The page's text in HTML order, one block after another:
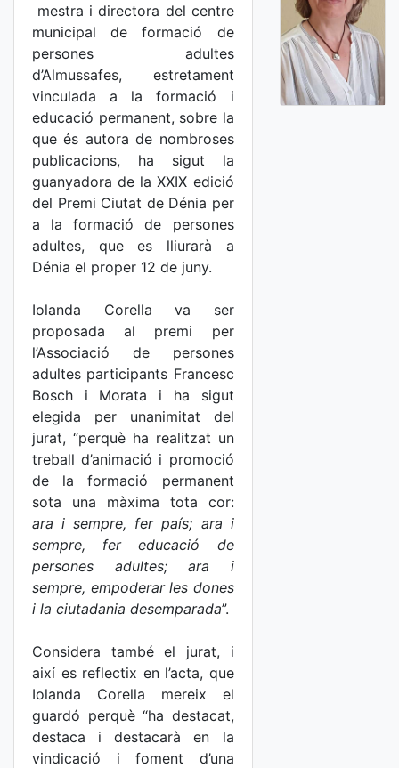
mestra i directora del centre
municipal de formació de
persones adultes
d’Almussafes, estretament
vinculada a la formació i
educació permanent, sobre la
que és autora de nombroses
publicacions, ha sigut la
guanyadora de la XXIX edició
del Premi Ciutat de Dénia per
a la formació de persones
adultes, que es lliurarà a
Dénia el proper 12 de juny.
Iolanda Corella va ser
proposada al premi per
l’Associació de persones
adultes participants Francesc
Bosch i Morata i ha sigut
elegida per unanimitat del
jurat, “perquè ha realitzat un
treball d’animació i promoció
de la formació permanent
sota una màxima tota cor:
ara i sempre, fer país; ara i
sempre, fer educació de
persones adultes; ara i
sempre, empoderar les dones
i la ciutadania desemparada”.
Considera també el jurat, i
així es reflectix en l’acta, que
Iolanda Corella mereix el
guardó perquè “ha destacat,
destaca i destacarà en la
vindicació i foment d’una